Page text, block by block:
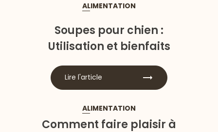
ALIMENTATION
Soupes pour chien :
Utilisation et bienfaits
Lire l'article
ALIMENTATION
Comment faire plaisir à